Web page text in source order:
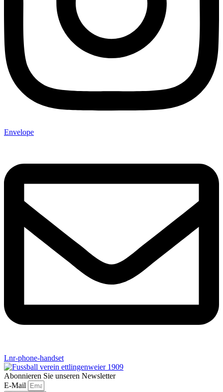
Envelope
Lnr-phone-handset
Abonnieren Sie unseren Newsletter
E-Mail